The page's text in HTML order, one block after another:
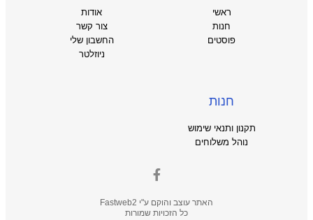
ראשי
חנות
פוסטים
אודות
צור קשר
החשבון שלי
ניוזלטר
חנות
תקנון ותנאי שימוש
נוהל משלוחים
האתר עוצב והוקם ע"י Fastweb2
כל הזכויות שמורות